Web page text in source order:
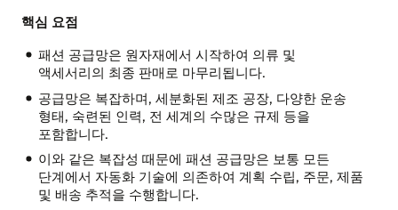
핵심 요점
패션 공급망은 원자재에서 시작하여 의류 및
액세서리의 최종 판매로 마무리됩니다.
공급망은 복잡하며, 세분화된 제조 공장, 다양한 운송
형태, 숙련된 인력, 전 세계의 수많은 규제 등을
포함합니다.
이와 같은 복잡성 때문에 패션 공급망은 보통 모든
단계에서 자동화 기술에 의존하여 계획 수립, 주문, 제품
및 배송 추적을 수행합니다.